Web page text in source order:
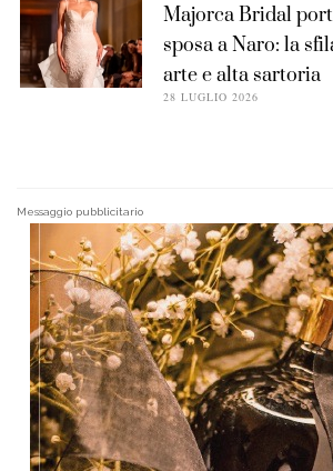
Majorca Bridal
sposa a Naro: la
arte e alta sartoria
28 LUGLIO 2026
Messaggio pubblicitario